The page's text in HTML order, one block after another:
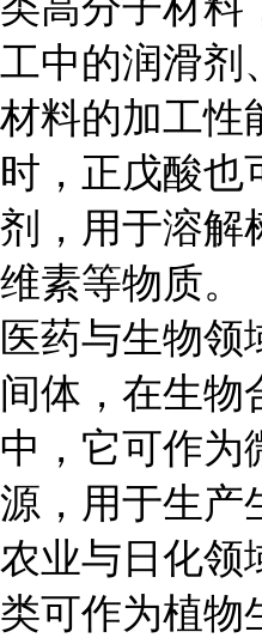
工中的润滑剂
材料的加工性
时，正戊酸也
剂，用于溶解
维素等物质。
医药与生物领
间体，在生物
中，它可作为
源，用于生产
农业与日化领
类可作为植物